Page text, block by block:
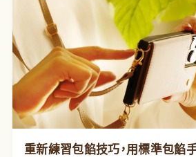
重新練習包餡技巧，用標準包餡